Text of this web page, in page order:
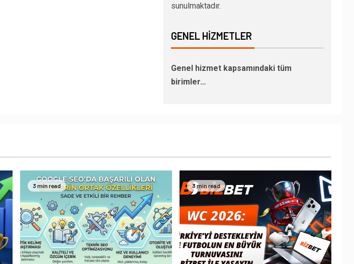
sunulmaktadır.
GENEL HIZMETLER
Genel hizmet kapsamındaki tüm
birimler…
3 min read 3 min read